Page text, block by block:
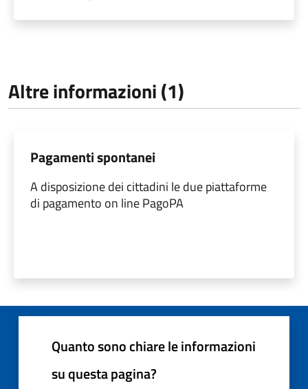
Altre informazioni (1)
Pagamenti spontanei
A disposizione dei cittadini le due piattaforme
di pagamento on line PagoPA
Quanto sono chiare le informazioni
su questa pagina?